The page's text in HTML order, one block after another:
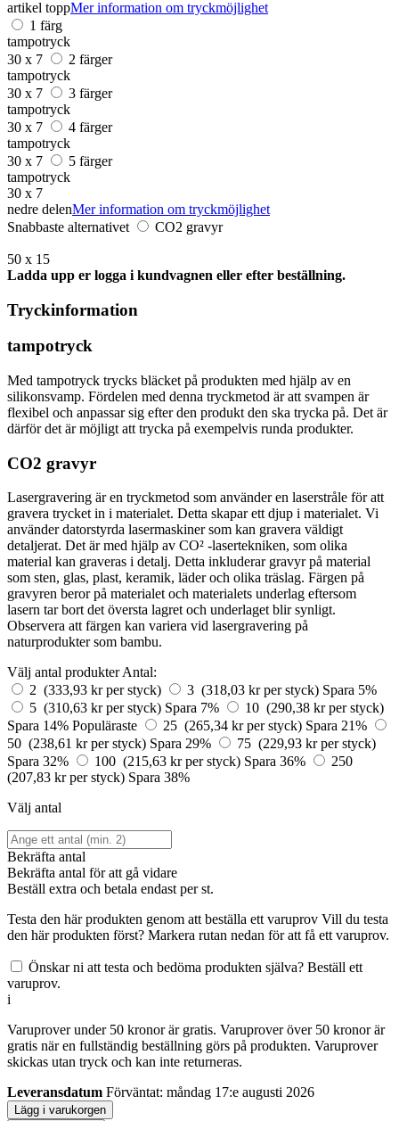
artikel toppMer information om tryckmöjlighet
1 färg
tampotryck
30 x 7
2 färger
tampotryck
30 x 7
3 färger
tampotryck
30 x 7
4 färger
tampotryck
30 x 7
5 färger
tampotryck
30 x 7
nedre delenMer information om tryckmöjlighet
Snabbaste alternativet
CO2 gravyr
50 x 15
Ladda upp er logga i kundvagnen eller efter beställning.
Tryckinformation
tampotryck
Med tampotryck trycks bläcket på produkten med hjälp av en
silikonsvamp. Fördelen med denna tryckmetod är att svampen är
flexibel och anpassar sig efter den produkt den ska trycka på. Det är
därför det är möjligt att trycka på exempelvis runda produkter.
CO2 gravyr
Lasergravering är en tryckmetod som använder en laserstråle för att
gravera trycket in i materialet. Detta skapar ett djup i materialet. Vi
använder datorstyrda lasermaskiner som kan gravera väldigt
detaljerat. Det är med hjälp av CO² -lasertekniken, som olika
material kan graveras i detalj. Detta inkluderar gravyr på material
som sten, glas, plast, keramik, läder och olika träslag. Färgen på
gravyren beror på materialet och materialets underlag eftersom
lasern tar bort det översta lagret och underlaget blir synligt.
Observera att färgen kan variera vid lasergravering på
naturprodukter som bambu.
Välj antal produkterAntal:
2 (333,93 kr per styck)
3 (318,03 kr per styck) Spara 5%
5 (310,63 kr per styck) Spara 7%
10 (290,38 kr per styck)
Spara 14% Populäraste 25 (265,34 kr per styck) Spara 21%
50 (238,61 kr per styck) Spara 29%
75 (229,93 kr per styck)
Spara 32%
100 (215,63 kr per styck) Spara 36%
250
(207,83 kr per styck) Spara 38%
Välj antal
Bekräfta antal
Bekräfta antal för att gå vidare
Beställ extra och betala endastper st.
Testa den här produkten genom att beställa ett varuprov Vill du testa
den här produkten först? Markera rutan nedan för att få ett varuprov.
Önskar ni att testa och bedöma produkten själva? Beställ ett
varuprov.
i
Varuprover under 50 kronor är gratis. Varuprover över 50 kronor är
gratis när en fullständig beställning görs på produkten. Varuprover
skickas utan tryck och kan inte returneras.
Leveransdatum Förväntat: måndag 17:e augusti 2026
Lägg i varukorgen